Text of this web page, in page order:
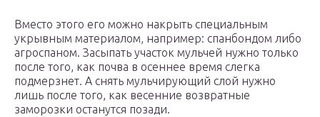
Вместо этого его можно накрыть специальным
укрывным материалом, например: спанбондом либо
агроспаном. Засыпать участок мульчей нужно только
после того, как почва в осеннее время слегка
подмерзнет. А снять мульчирующий слой нужно
лишь после того, как весенние возвратные
заморозки останутся позади.